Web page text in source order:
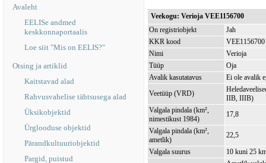
Avaleht
EELISe andmed
keskkonnaportaalis
Loe siit "Mis on EELIS?"
Otsing ja artiklid
Kaitstavad alad
Rahvusvahelise tähtsusega alad
Üksikobjektid
Ürglooduse objektid
Pärandkultuuriobjektid
Pargid, puistud
Veekogu: Verioja VEE1156700
On registriobjekt
Jah
KKR kood
VEE1156700
Nimi
Verioja
Tüüp
Oja
Avalik kasutatavus
Ei ole avalik
Veetüüp (VRD)
IIB, IIIB)
Valgala pindala (km²,
nimestikust 1984)
17,8
Valgala pindala (km²,
ametlik)
22,5
Valgala suurus
10 kuni 25